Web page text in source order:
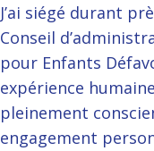
J’ai siégé durant
Conseil
pour Enfants
expérience
pleinement
engagement